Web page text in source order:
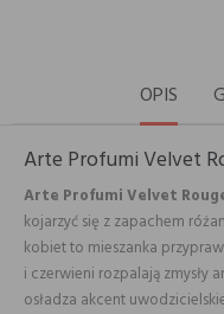
OPIS
Arte Profumi Velvet
Arte Profumi Velvet
kojarzyć się z zapachem
kobiet to mieszanka
i czerwieni rozpalają zmysły
osładza akcent